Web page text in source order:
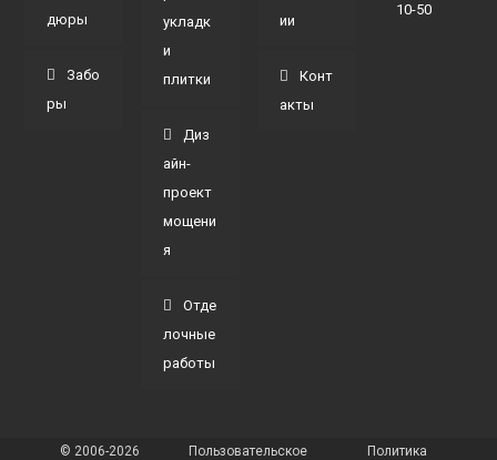
дюры
Забо
ры
укладк
и
плитки
Диз
айн-
проект
мощени
я
Отде
лочные
работы
ии
Конт
акты
10-50
© 2006-2026
Пользовательское
Политика